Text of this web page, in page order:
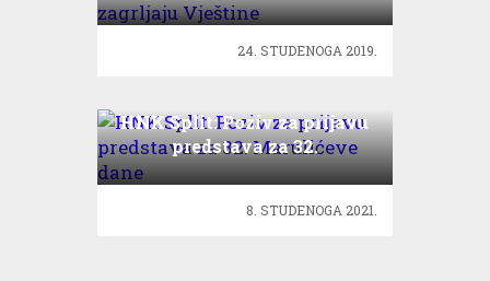
24. STUDENOGA 2019.
HNK Split: Poziv za prijavu
predstava za 32.
Marulićeve dane
8. STUDENOGA 2021.